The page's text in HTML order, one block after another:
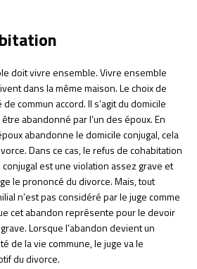
doit vivre ensemble. Vivre ensemble
dans la même maison. Le choix de
commun accord. Il s’agit du domicile
abandonné par l’un des époux. En
abandonne le domicile conjugal, cela
Dans ce cas, le refus de cohabitation
est une violation assez grave et
le prononcé du divorce. Mais, tout
n’est pas considéré par le juge comme
cet abandon représente pour le devoir
Lorsque l’abandon devient un
de la vie commune, le juge va le
du divorce.